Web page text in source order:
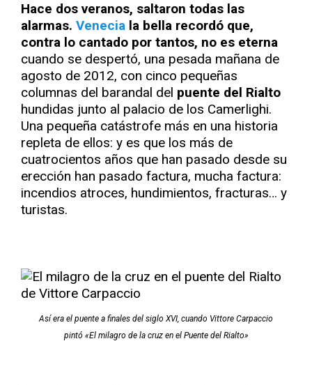
Hace dos veranos, saltaron todas las
alarmas. Venecia la bella recordó que,
contra lo cantado por tantos, no es eterna
cuando se despertó, una pesada mañana de
agosto de 2012, con cinco pequeñas
columnas del barandal del puente del Rialto
hundidas junto al palacio de los Camerlighi.
Una pequeña catástrofe más en una historia
repleta de ellos: y es que los más de
cuatrocientos años que han pasado desde su
erección han pasado factura, mucha factura:
incendios atroces, hundimientos, fracturas… y
turistas.
Así era el puente a finales del siglo XVI, cuando Vittore Carpaccio
pintó «El milagro de la cruz en el Puente del Rialto»